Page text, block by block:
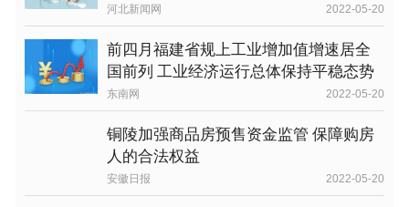
河北新闻网 2022-05-20
前四月福建省规上工业增加值增速居全
国前列 工业经济运行总体保持平稳态势
东南网 2022-05-20
铜陵加强商品房预售资金监管 保障购房
人的合法权益
安徽日报 2022-05-20